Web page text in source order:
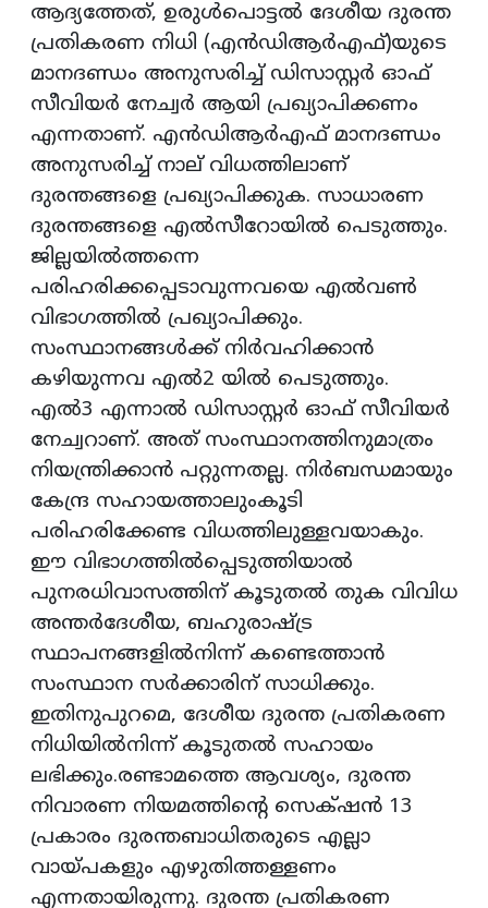
ആദ്യത്തേത്, ഉരുൾപൊട്ടൽ ദേശീയ ദുരന്ത
പ്രതികരണ നിധി (എൻഡിആർഎഫ്)യുടെ
മാനദണ്ഡം അനുസരിച്ച് ഡിസാസ്റ്റർ ഓഫ്
സീവിയർ നേച്വർ ആയി പ്രഖ്യാപിക്കണം
എന്നതാണ്. എൻഡിആർഎഫ് മാനദണ്ഡം
അനുസരിച്ച് നാല് വിധത്തിലാണ്
ദുരന്തങ്ങളെ പ്രഖ്യാപിക്കുക. സാധാരണ
ദുരന്തങ്ങളെ എൽസീറോയിൽ പെടുത്തും.
ജില്ലയിൽത്തന്നെ
പരിഹരിക്കപ്പെടാവുന്നവയെ എൽവൺ
വിഭാഗത്തിൽ പ്രഖ്യാപിക്കും.
സംസ്ഥാനങ്ങൾക്ക് നിർവഹിക്കാൻ
കഴിയുന്നവ എൽ2 യിൽ പെടുത്തും.
എൽ3 എന്നാൽ ഡിസാസ്റ്റർ ഓഫ് സീവിയർ
നേച്വറാണ്. അത് സംസ്ഥാനത്തിനുമാത്രം
നിയന്ത്രിക്കാൻ പറ്റുന്നതല്ല. നിർബന്ധമായും
കേന്ദ്ര സഹായത്താലുംകൂടി
പരിഹരിക്കേണ്ട വിധത്തിലുള്ളവയാകും.
ഈ വിഭാഗത്തിൽപ്പെടുത്തിയാൽ
പുനരധിവാസത്തിന് കൂടുതൽ തുക വിവിധ
അന്തർദേശീയ, ബഹുരാഷ്ട്ര
സ്ഥാപനങ്ങളിൽനിന്ന്‌ കണ്ടെത്താൻ
സംസ്ഥാന സർക്കാരിന് സാധിക്കും.
ഇതിനുപുറമെ, ദേശീയ ദുരന്ത പ്രതികരണ
നിധിയിൽനിന്ന് കൂടുതൽ സഹായം
ലഭിക്കും.രണ്ടാമത്തെ ആവശ്യം, ദുരന്ത
നിവാരണ നിയമത്തിന്റെ സെക്‌ഷൻ 13
പ്രകാരം ദുരന്തബാധിതരുടെ എല്ലാ
വായ്‌പകളും എഴുതിത്തള്ളണം
എന്നതായിരുന്നു. ദുരന്ത പ്രതികരണ